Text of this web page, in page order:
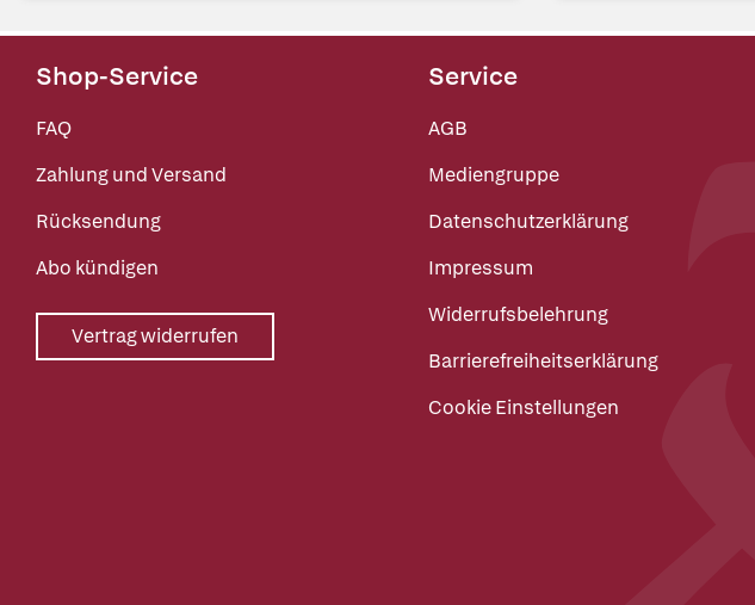
Shop-Service
FAQ
Zahlung und Versand
Rücksendung
Abo kündigen
Vertrag widerrufen
Service
AGB
Mediengruppe
Datenschutzerklärung
Impressum
Widerrufsbelehrung
Barrierefreiheitserklärung
Cookie Einstellungen